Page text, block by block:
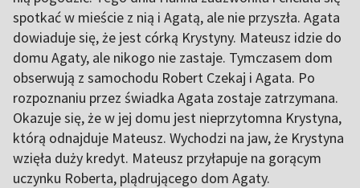
spotkać w mieście z nią i Agatą, ale nie przyszła. Agata
dowiaduje się, że jest córką Krystyny. Mateusz idzie do
domu Agaty, ale nikogo nie zastaje. Tymczasem dom
obserwują z samochodu Robert Czekaj i Agata. Po
rozpoznaniu przez świadka Agata zostaje zatrzymana.
Okazuje się, że w jej domu jest nieprzytomna Krystyna,
którą odnajduje Mateusz. Wychodzi na jaw, że Krystyna
wzięła duży kredyt. Mateusz przyłapuje na gorącym
uczynku Roberta, plądrującego dom Agaty.